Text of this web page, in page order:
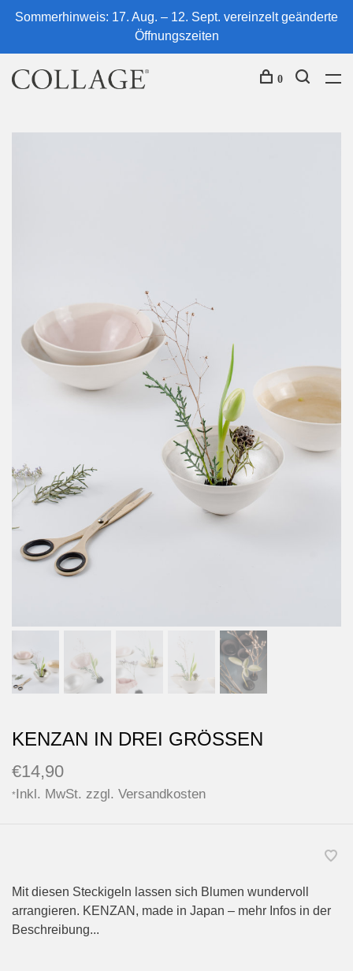
Sommerhinweis: 17. Aug. – 12. Sept. vereinzelt geänderte
Öffnungszeiten
0
KENZAN IN DREI GRÖSSEN
€14,90
*Inkl. MwSt. zzgl. Versandkosten
Mit diesen Steckigeln lassen sich Blumen wundervoll
arrangieren. KENZAN, made in Japan – mehr Infos in der
Beschreibung...